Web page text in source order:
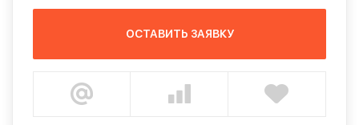
ОСТАВИТЬ ЗАЯВКУ